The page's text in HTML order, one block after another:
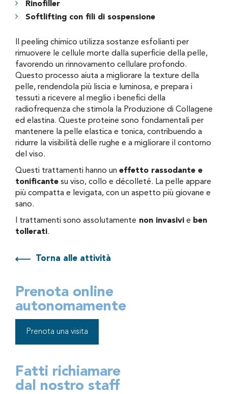
Rinofiller
Softlifting con fili di sospensione
Il peeling chimico utilizza sostanze esfolianti per
rimuovere le cellule morte dalla superficie della pelle,
favorendo un rinnovamento cellulare profondo.
Questo processo aiuta a migliorare la texture della
pelle, rendendola più liscia e luminosa, e prepara i
tessuti a ricevere al meglio i benefici della
radiofrequenza che stimola la Produzione di Collagene
ed elastina. Queste proteine sono fondamentali per
mantenere la pelle elastica e tonica, contribuendo a
ridurre la visibilità delle rughe e a migliorare il contorno
del viso.
Questi trattamenti hanno un effetto rassodante e
tonificante su viso, collo e décolleté. La pelle appare
più compatta e levigata, con un aspetto più giovane e
sano.
I trattamenti sono assolutamente non invasivi e ben
tollerati.
Torna alle attività
Prenota online
autonomamente
Prenota una visita
Fatti richiamare
dal nostro staff